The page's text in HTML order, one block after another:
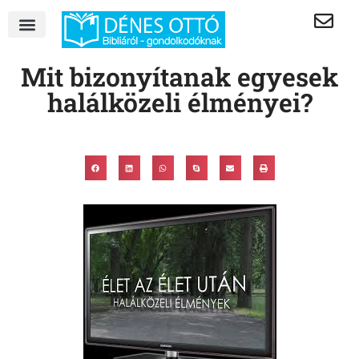
Mit bizonyítanak egyesek
halálközeli élményei?